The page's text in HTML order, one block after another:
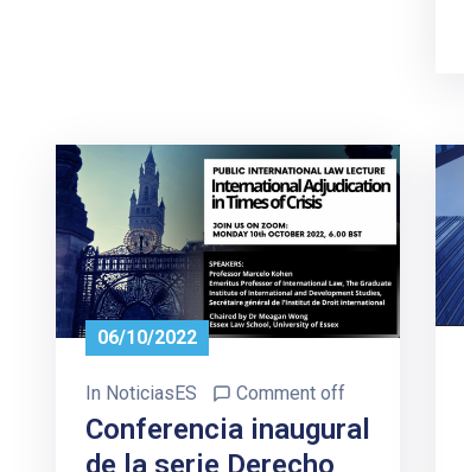
06/10/2022
In NoticiasES Comment off
Conferencia inaugural
de la serie Derecho